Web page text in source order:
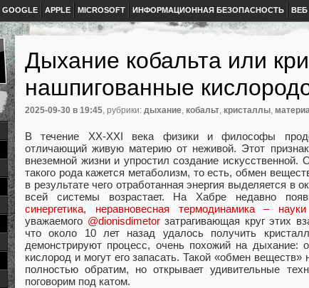
GOOGLE APPLE MICROSOFT ИНФОРМАЦИОННАЯ БЕЗОПАСНОСТЬ ВЕБ
Дыхание кобальта или
нашпигованные
2025-09-30 в 19:45, рубрики: дыхание, кобальт, кристаллы,
В течение XX-XXI века физики и философы
отличающий живую материю от неживой. Этот
внеземной жизни и упростил создание
такого рода кажется метаболизм, то есть, обмен
в результате чего отработанная энергия выделяется
всей системы возрастает. На Хабре недавно
синергетика, неравновесная термодинамика –
уважаемого @dionisdimetorзатрагивающая круг этих
что около 10 лет назад удалось получить
демонстрируют процесс, очень похожий на дыхание:
кислород и могут его запасать. Такой «обмен
полностью обратим, но открывает удивительные
поговорим под катом.